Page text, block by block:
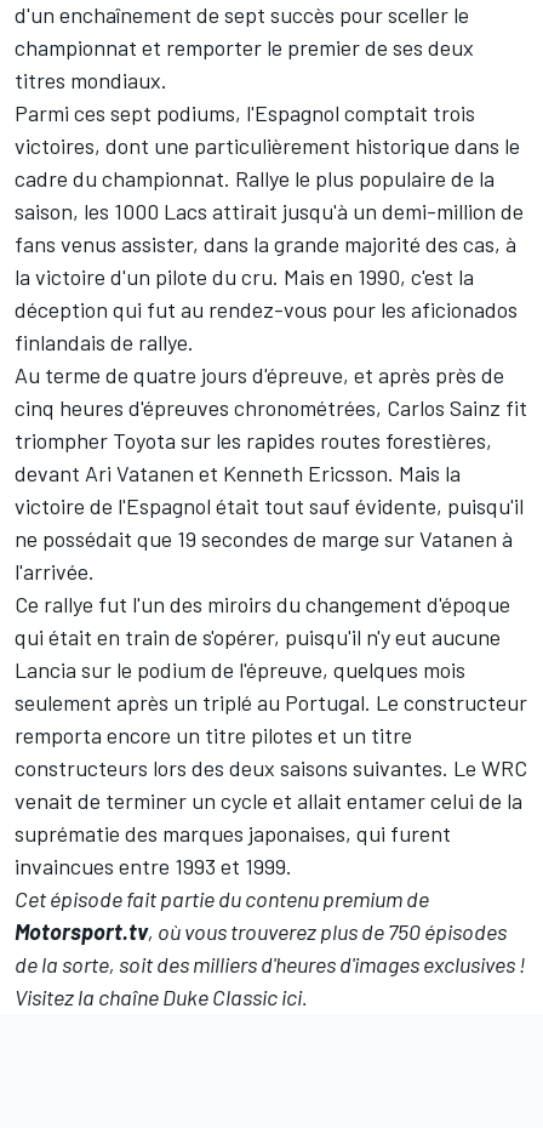
d'un enchaînement de sept succès pour sceller le
championnat et remporter le premier de ses deux
titres mondiaux.
Parmi ces sept podiums, l'Espagnol comptait trois
victoires, dont une particulièrement historique dans le
cadre du championnat. Rallye le plus populaire de la
saison, les 1000 Lacs attirait jusqu'à un demi-million de
fans venus assister, dans la grande majorité des cas, à
la victoire d'un pilote du cru. Mais en 1990, c'est la
déception qui fut au rendez-vous pour les aficionados
finlandais de rallye.
Au terme de quatre jours d'épreuve, et après près de
cinq heures d'épreuves chronométrées, Carlos Sainz fit
triompher Toyota sur les rapides routes forestières,
devant Ari Vatanen et Kenneth Ericsson. Mais la
victoire de l'Espagnol était tout sauf évidente, puisqu'il
ne possédait que 19 secondes de marge sur Vatanen à
l'arrivée.
Ce rallye fut l'un des miroirs du changement d'époque
qui était en train de s'opérer, puisqu'il n'y eut aucune
Lancia sur le podium de l'épreuve, quelques mois
seulement après un triplé au Portugal. Le constructeur
remporta encore un titre pilotes et un titre
constructeurs lors des deux saisons suivantes. Le WRC
venait de terminer un cycle et allait entamer celui de la
suprématie des marques japonaises, qui furent
invaincues entre 1993 et 1999.
Cet épisode fait partie du contenu premium de
Motorsport.tv, où vous trouverez plus de 750 épisodes
de la sorte, soit des milliers d'heures d'images exclusives !
Visitez la chaîne Duke Classic ici.